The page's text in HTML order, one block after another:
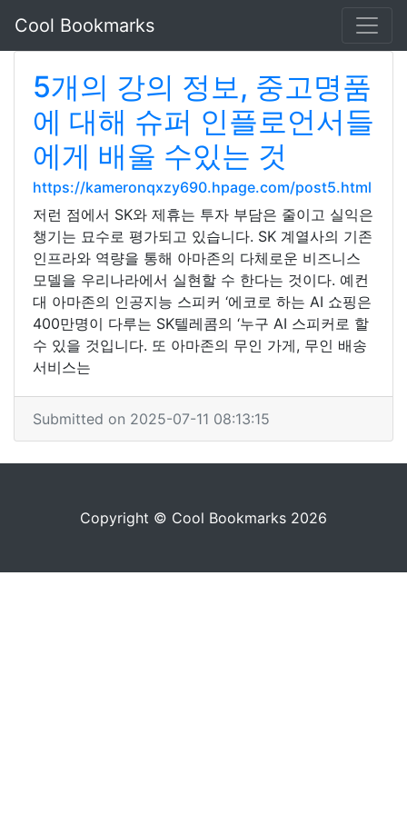
Cool Bookmarks
5개의 강의 정보, 중고명품
에 대해 슈퍼 인플로언서들
에게 배울 수있는 것
https://kameronqxzy690.hpage.com/post5.html
저런 점에서 SK와 제휴는 투자 부담은 줄이고 실익은
챙기는 묘수로 평가되고 있습니다. SK 계열사의 기존
인프라와 역량을 통해 아마존의 다체로운 비즈니스
모델을 우리나라에서 실현할 수 한다는 것이다. 예컨
대 아마존의 인공지능 스피커 ‘에코로 하는 AI 쇼핑은
400만명이 다루는 SK텔레콤의 ‘누구 AI 스피커로 할
수 있을 것입니다. 또 아마존의 무인 가게, 무인 배송
서비스는
Submitted on 2025-07-11 08:13:15
Copyright © Cool Bookmarks 2026